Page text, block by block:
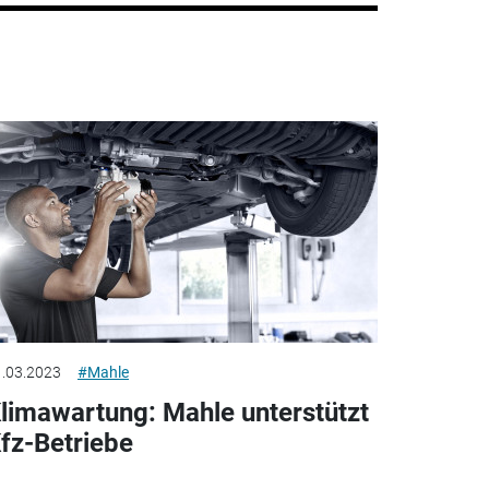
#Mahle
Mahle unterstützt
Betriebe